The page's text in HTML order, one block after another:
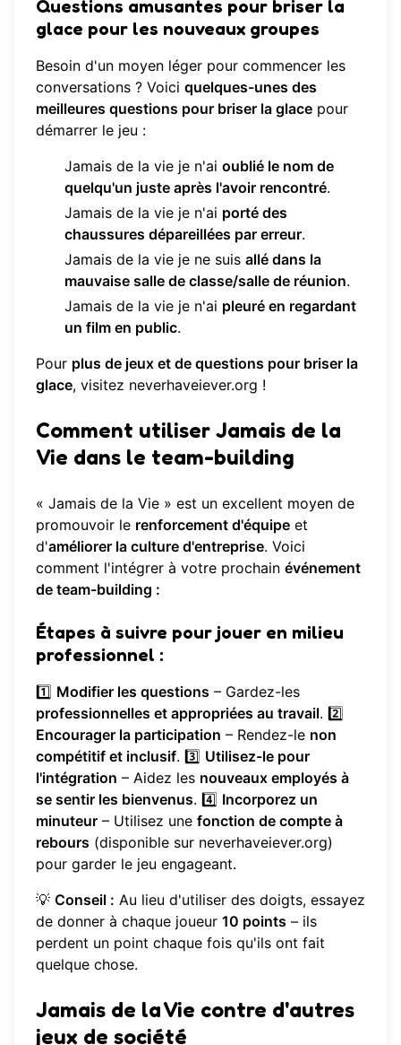
Questions amusantes pour briser la
glace pour les nouveaux groupes
Besoin d'un moyen léger pour commencer les
conversations ? Voici quelques-unes des
meilleures questions pour briser la glace pour
démarrer le jeu :
Jamais de la vie je n'ai oublié le nom de
quelqu'un juste après l'avoir rencontré.
Jamais de la vie je n'ai porté des
chaussures dépareillées par erreur.
Jamais de la vie je ne suis allé dans la
mauvaise salle de classe/salle de réunion.
Jamais de la vie je n'ai pleuré en regardant
un film en public.
Pour plus de jeux et de questions pour briser la
glace, visitez neverhaveiever.org !
Comment utiliser Jamais de la
Vie dans le team-building
« Jamais de la Vie » est un excellent moyen de
promouvoir le renforcement d'équipe et
d'améliorer la culture d'entreprise. Voici
comment l'intégrer à votre prochain événement
de team-building :
Étapes à suivre pour jouer en milieu
professionnel :
1️⃣ Modifier les questions – Gardez-les
professionnelles et appropriées au travail. 2️⃣
Encourager la participation – Rendez-le non
compétitif et inclusif. 3️⃣ Utilisez-le pour
l'intégration – Aidez les nouveaux employés à
se sentir les bienvenus. 4️⃣ Incorporez un
minuteur – Utilisez une fonction de compte à
rebours (disponible sur neverhaveiever.org)
pour garder le jeu engageant.
💡 Conseil : Au lieu d'utiliser des doigts, essayez
de donner à chaque joueur 10 points – ils
perdent un point chaque fois qu'ils ont fait
quelque chose.
Jamais de la Vie contre d'autres
jeux de société